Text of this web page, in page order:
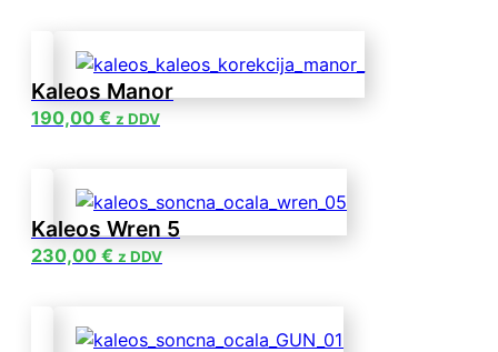
Kaleos Manor
190,00 € z DDV
Kaleos Wren 5
230,00 € z DDV